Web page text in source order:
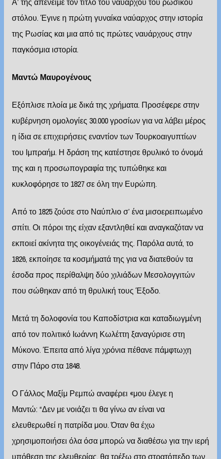
στόλου. Έγινε η πρώτη γυναίκα ναύαρχος στην ιστορία
της Ρωσίας και μια από τις πρώτες ναυάρχους στην
παγκόσμια ιστορία.
Μαντώ Μαυρογένους
Εξόπλισε πλοία με δικά της χρήματα. Προσέφερε στην
κυβέρνηση ομολογίες 30.000 γροσίων για να λάβει μέρος
η ίδια σε επιχειρήσεις εναντίον των Τουρκοαιγυπτίων
του Ιμπραήμ. Η δράση της κατέστησε θρυλικό το όνομά
της και η προσωπογραφία της τυπώθηκε και
κυκλοφόρησε το 1827 σε όλη την Ευρώπη.
Από το 1825 ζούσε στο Ναύπλιο σ’ ένα μισοερειπωμένο
σπίτι. Οι πόροι της είχαν εξαντληθεί και αναγκαζόταν να
εκποιεί ακίνητα της οικογένειάς της. Παρόλα αυτά, το
1826, εκποίησε τα κοσμήματά της για να διατεθούν τα
έσοδα προς περίθαλψη δύο χιλιάδων Μεσολογγιτών
που σώθηκαν από τη θρυλική τους Έξοδο.
Μετά τη δολοφονία του Καποδίστρια και καταδιωγμένη
από τον πολιτικό Ιωάννη Κωλέττη ξαναγύρισε στη
Μύκονο. Έπειτα από λίγα χρόνια πέθανε πάμφτωχη
στην Πάρο στα 1848.
Ο Γάλλος Μαξίμ Ρεμπώ αναφέρει «μου έλεγε η
Μαντώ: “Δεν με νοιάζει τι θα γίνω αν είναι να
ελευθερωθεί η πατρίδα μου. Όταν θα έχω
χρησιμοποιήσει όλα όσα μπορώ να διαθέσω για την ιερή
υπόθεση της ελευθερίας, θα τρέξω στο στρατόπεδο των